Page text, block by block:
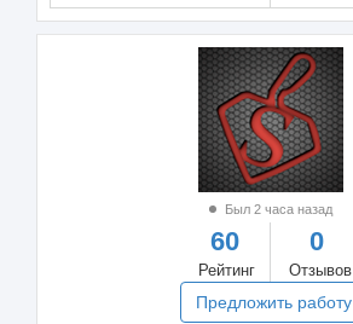
Был 2 часа назад
60
Рейтинг
0
Отзывов
Предложить работу